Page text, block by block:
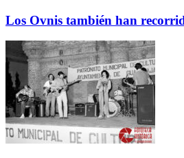
Los Ovnis también han